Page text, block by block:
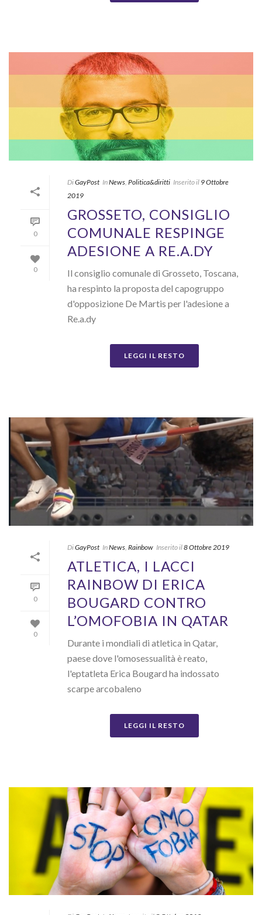
0
0
DiGayPost InNews, Politica&diritti Inserito il 9 Ottobre
2019
GROSSETO, CONSIGLIO
COMUNALE RESPINGE
ADESIONE A RE.A.DY
Il consiglio comunale di Grosseto, Toscana,
ha respinto la proposta del capogruppo
d'opposizione De Martis per l'adesione a
Re.a.dy
LEGGI IL RESTO
0
0
DiGayPost InNews Rainbow Inserito il8 Ottobre 2019
ATLETICA, I LACCI
RAINBOW DI ERICA
BOUGARD CONTRO
L’OMOFOBIA IN QATAR
Durante i mondiali di atletica in Qatar,
paese dove l'omosessualità è reato,
l'eptatleta Erica Bougard ha indossato
scarpe arcobaleno
LEGGI IL RESTO